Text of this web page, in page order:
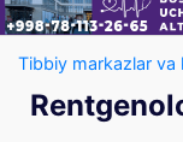
Tibbiy markazlar va